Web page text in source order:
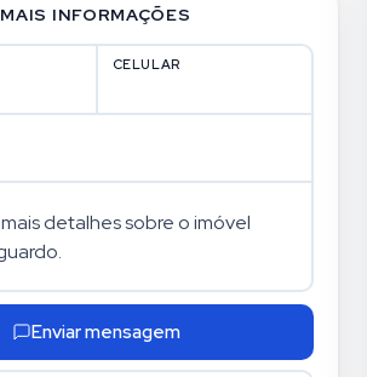
MAIS INFORMAÇÕES
CELULAR
Enviar mensagem